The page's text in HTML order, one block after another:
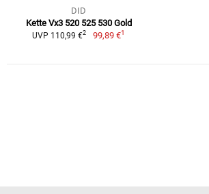
DID
Kette Vx3 520 525 530 Gold
UVP 110,99 €2 99,89 €1